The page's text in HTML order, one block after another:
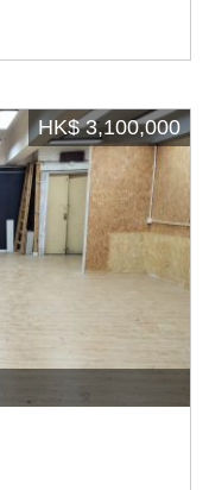
HK$ 3,100,000